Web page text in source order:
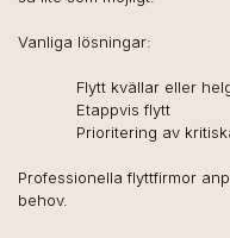
Vanliga lösningar:
Flytt kvällar eller
Etappvis flytt
Prioritering av
Professionella flyttfirmor
behov.